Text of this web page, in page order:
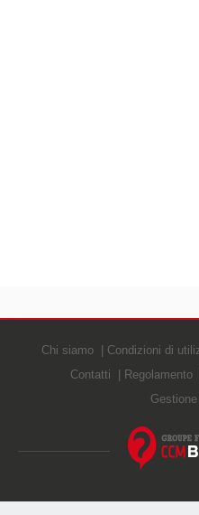
Chi siamo Condizioni di
Contatti
Regolamento